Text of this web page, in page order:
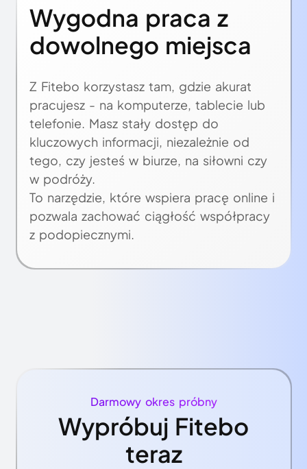
Wygodna praca z
dowolnego miejsca
Z Fitebo korzystasz tam, gdzie akurat
pracujesz - na komputerze, tablecie lub
telefonie. Masz stały dostęp do
kluczowych informacji, niezależnie od
tego, czy jesteś w biurze, na siłowni czy
w podróży.
To narzędzie, które wspiera pracę online i
pozwala zachować ciągłość współpracy
z podopiecznymi.
Darmowy okres próbny
Wypróbuj Fitebo
teraz